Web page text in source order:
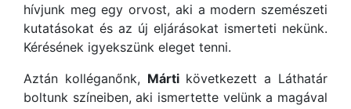
hívjunk meg egy orvost, aki a modern szemészeti
kutatásokat és az új eljárásokat ismerteti nekünk.
Kérésének igyekszünk eleget tenni.
Aztán kolléganőnk, Mártikövetkezett a Láthatár
boltunk színeiben, aki ismertette velünk a magával